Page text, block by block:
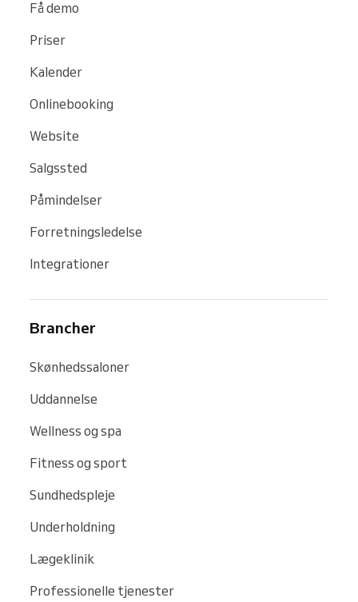
Få demo
Priser
Kalender
Onlinebooking
Website
Salgssted
Påmindelser
Forretningsledelse
Integrationer
Brancher
Skønhedssaloner
Uddannelse
Wellness og spa
Fitness og sport
Sundhedspleje
Underholdning
Lægeklinik
Professionelle tjenester